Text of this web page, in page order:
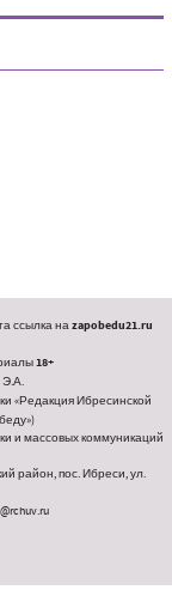
ссылка наzapobedu21.ru
18+
Э.А.
«Редакция Ибресинской
и массовых коммуникаций
район, пос. Ибреси, ул.